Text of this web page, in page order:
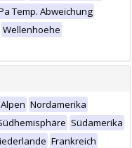
Temp. Abweichung
Wellenhoehe
Alpen Nordamerika
Südamerika
Frankreich